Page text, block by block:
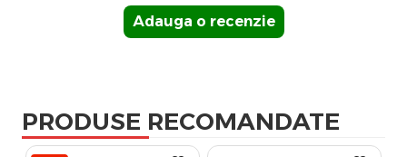
Adauga o recenzie
PRODUSE RECOMANDATE